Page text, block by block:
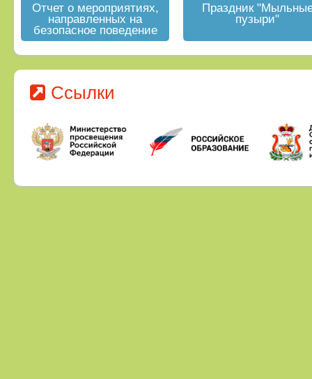
Отчет о мероприятиях,
направленных на
безопасное поведение
на водных объектах в
летний период
Праздник
пузыри"
Ссылки